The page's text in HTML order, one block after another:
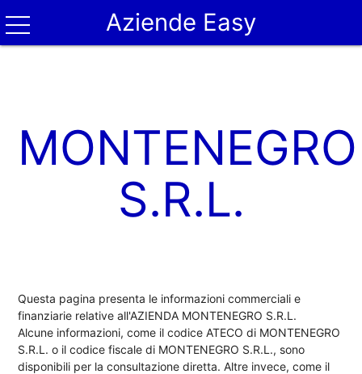
Aziende Easy
MONTENEGRO
S.R.L.
Questa pagina presenta le informazioni commerciali e
finanziarie relative all'AZIENDA MONTENEGRO S.R.L.
Alcune informazioni, come il codice ATECO di MONTENEGRO
S.R.L. o il codice fiscale di MONTENEGRO S.R.L., sono
disponibili per la consultazione diretta. Altre invece, come il